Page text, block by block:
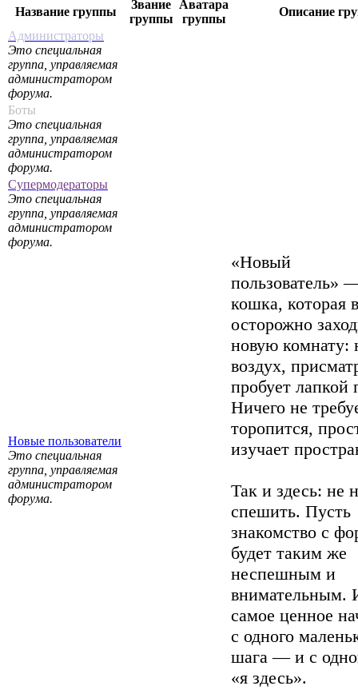
Название группы
Звание
группы
Аватара
группы
Описание
Администраторы
Это специальная
группа, управляемая
администратором
форума.
Боты
Это специальная
группа, управляемая
администратором
форума.
Супермодераторы
Это специальная
группа, управляемая
администратором
форума.
Новые пользователи
Это специальная
группа, управляемая
администратором
форума.
«Новый
пользователь»
кошка, которая
осторожно
новую комнату:
воздух,
пробует лапкой
Ничего не
торопится,
изучает
Так и здесь: не
спешить. Пусть
знакомство с
будет таким же
неспешным и
внимательным.
самое ценное
с одного
шага — и с
«я здесь».